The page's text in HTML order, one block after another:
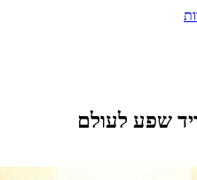
שפע לעולם